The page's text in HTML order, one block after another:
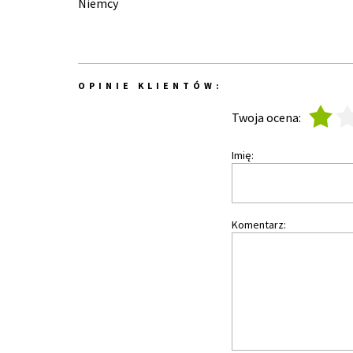
Niemcy
OPINIE KLIENTÓW:
Twoja ocena:
Imię:
Komentarz: